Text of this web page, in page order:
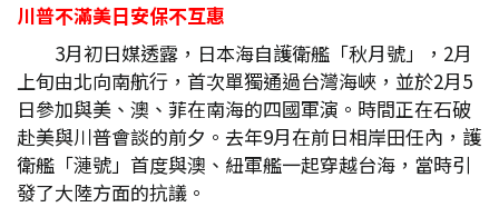
川普不滿美日安保不互惠
3月初日媒透露，日本海自護衛艦「秋月號」，2月
上旬由北向南航行，首次單獨通過台灣海峽，並於2月5
日參加與美、澳、菲在南海的四國軍演。時間正在石破
赴美與川普會談的前夕。去年9月在前日相岸田任內，護
衛艦「漣號」首度與澳、紐軍艦一起穿越台海，當時引
發了大陸方面的抗議。